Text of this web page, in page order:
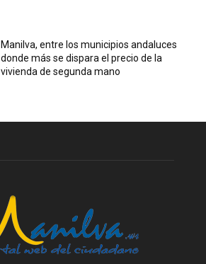
Manilva, entre los municipios andaluces
donde más se dispara el precio de la
vivienda de segunda mano